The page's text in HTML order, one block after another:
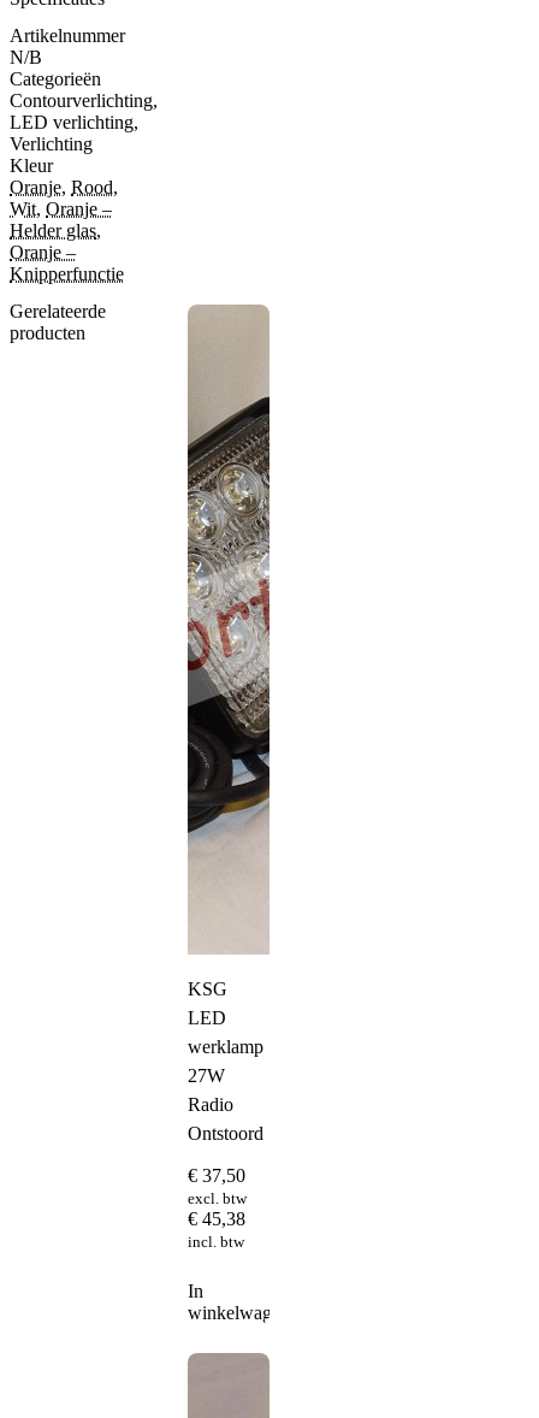
Artikelnummer
N/B
Categorieën
Contourverlichting,
LED verlichting,
Verlichting
Kleur
Oranje, Rood,
Wit, Oranje –
Helder glas,
Oranje –
Knipperfunctie
Gerelateerde
producten
KSG
LED
werklamp
27W
Radio
Ontstoord
€ 37,50
excl. btw
€ 45,38
incl. btw
In
winkelwagen